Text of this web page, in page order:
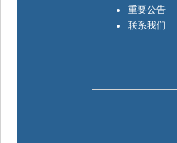
重要公告
联系我们